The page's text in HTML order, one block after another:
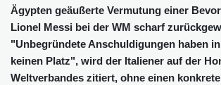
Ägypten geäußerte Vermutung einer
Lionel Messi bei der WM scharf
"Unbegründete Anschuldigungen haben
keinen Platz", wird der Italiener auf der
Weltverbandes zitiert, ohne einen